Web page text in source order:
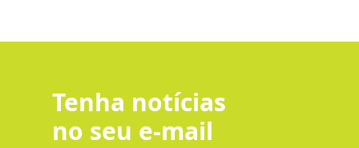
Tenha notícias
no seu e-mail